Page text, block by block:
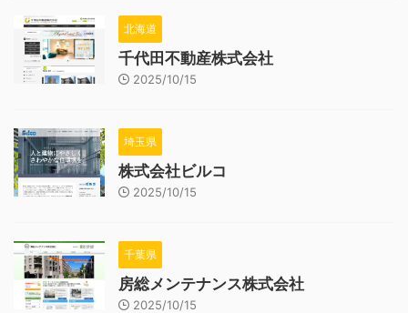
北海道
千代田不動産株式会社
2025/10/15
埼玉県
株式会社ビルコ
2025/10/15
千葉県
房総メンテナンス株式会社
2025/10/15